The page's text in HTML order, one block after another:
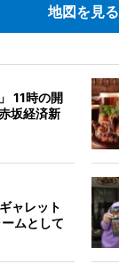
地図を見る
11時の開
坂経済新
ャレット
ムとして